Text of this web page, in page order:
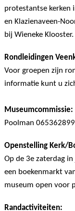
protestantse kerken
en Klazienaveen-
bij Wieneke Klooster.
Rondleidingen
Voor groepen zijn
informatie kunt u
Museumcommissie:
Poolman
Openstelling Kerk/
Op de 3e zaterdag
een boekenmarkt
museum open voor
Randactiviteiten: